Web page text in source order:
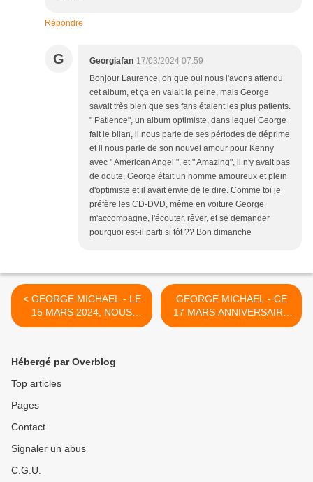
Répondre
G Georgiafan 17/03/2024 07:59
Bonjour Laurence, oh que oui nous l'avons attendu
cet album, et ça en valait la peine, mais George
savait très bien que ses fans étaient les plus patients.
" Patience", un album optimiste, dans lequel George
fait le bilan, il nous parle de ses périodes de déprime
et il nous parle de son nouvel amour pour Kenny
avec " American Angel ", et " Amazing", il n'y avait pas
de doute, George était un homme amoureux et plein
d'optimiste et il avait envie de le dire. Comme toi je
préfère les CD-DVD, même en voiture George
m'accompagne, l'écouter, rêver, et se demander
pourquoi est-il parti si tôt ?? Bon dimanche
< GEORGE MICHAEL - LE
15 MARS 2024, NOUS
FETONS LES 20 ANS DE
GEORGE MICHAEL - CE
17 MARS ANNIVERSAIRE
DE L'ALBUM
Hébergé par Overblog
Top articles
Pages
Contact
Signaler un abus
C.G.U.